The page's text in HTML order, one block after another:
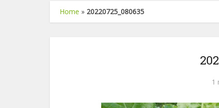
Home » 20220725_080635
1